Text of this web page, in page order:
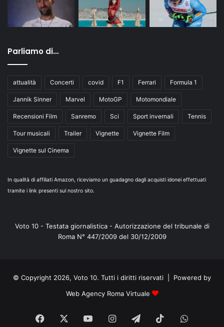
Parliamo di…
attualità Concerti covid F1 Ferrari Formula 1
Jannik Sinner Marvel MotoGP Motomondiale
Recensioni Film Sanremo Sci Sport invernali Tennis
Tour musicali Trailer Vignette Vignette Film
Vignette sul Cinema
In qualità di affiliati Amazon, riceviamo un guadagno dagli acquisti idonei effettuati
tramite i link presenti sul nostro sito.
Voto 10 - Testata giornalistica - Autorizzazione del tribunale di
Roma N° 447/2009 del 30/12/2009
© Copyright 2026, Voto 10. Tutti i diritti riservati | Powered by
Web Agency Roma Virtuale
Facebook You Instagram
TelegramTikTok